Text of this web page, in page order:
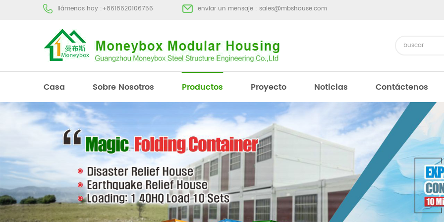
llámenos hoy :+8618620106756 enviar un mensaje : sales@mbshouse.com
Casa Sobre Nosotros Productos Proyecto Noticias Contáctenos